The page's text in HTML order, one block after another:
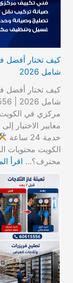
كيف تختار أفضل
شامل 2026
كيف تختار أفضل
معايير الاختيار
خدمة 24 ساعة
الكويت محتويات
محترف؟… اقرأ